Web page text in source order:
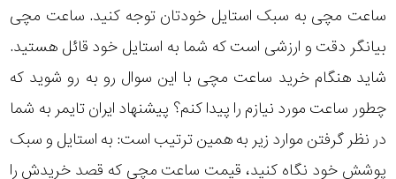
ساعت مچی به سبک استایل خودتان توجه کنید. ساعت مچی
بیانگر دقت و ارزشی است که شما به استایل خود قائل هستید.
شاید هنگام خرید ساعت مچی با این سوال رو به رو شوید که
چطور ساعت مورد نیازم را پیدا کنم؟ پیشنهاد ایران تایمر به شما
در نظر گرفتن موارد زیر به همین ترتیب است: به استایل و سبک
پوشش خود نگاه کنید، قیمت ساعت مچی که قصد خریدش را